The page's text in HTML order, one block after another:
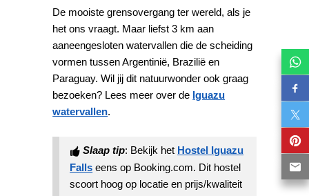
De mooiste grensovergang ter wereld, als je
het ons vraagt. Maar liefst 3 km aan
aaneengesloten watervallen die de scheiding
vormen tussen Argentinië, Brazilië en
Paraguay. Wil jij dit natuurwonder ook graag
bezoeken? Lees meer over de Iguazu
watervallen.
Slaap tip: Bekijk het Hostel Iguazu
Falls eens op Booking.com. Dit hostel
scoort hoog op locatie en prijs/kwaliteit